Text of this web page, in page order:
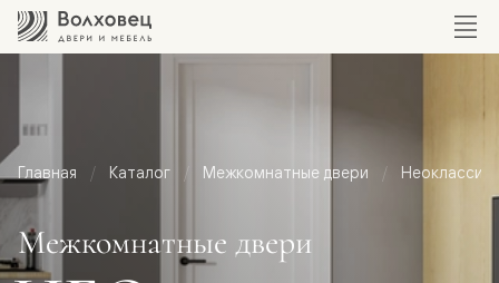
Главная Каталог Межкомнатные двери Неоклассика
Межкомнатные двери